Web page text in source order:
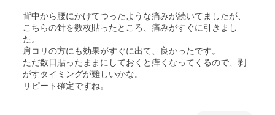
背中から腰にかけてつったような痛みが続いてましたが、
こちらの針を数枚貼ったところ、痛みがすぐに引きまし
た。
肩コリの方にも効果がすぐに出て、良かったです。
ただ数日貼ったままにしておくと痒くなってくるので、剥
がすタイミングが難しいかな。
リピート確定ですね。